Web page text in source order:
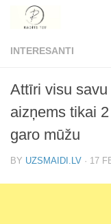
Skip to content
INTERESANTI
Attīri visu savu
aizņems tikai
garo mūžu
BY UZSMAIDI.LV · 17